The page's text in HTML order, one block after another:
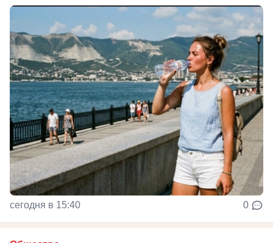
сегодня в 15:40 0